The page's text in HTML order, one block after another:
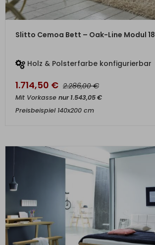
ZUM PRODUKT
Slitto Cemoa Bett – Oak-Line Modul 18
Holz & Polsterfarbe konfigurierbar
1.714,50 € 2.286,00€
Mit Vorkasse nur1.543,05€
Preisbeispiel 140x200 cm